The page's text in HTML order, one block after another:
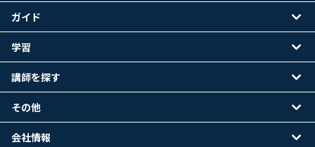
ガイド
学習
講師を探す
その他
会社情報